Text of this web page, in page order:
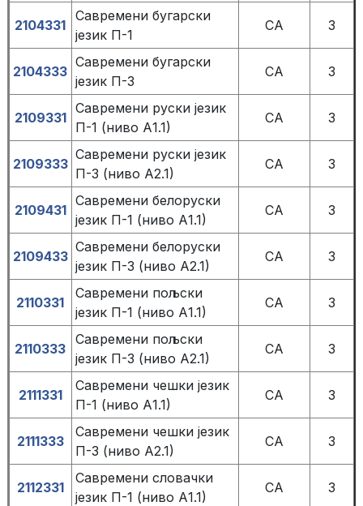
2104331
Савремени бугарски
језик П-1
СА 3
2104333
Савремени бугарски
језик П-3
СА 3
2109331
Савремени руски језик
П-1 (ниво А1.1)
СА 3
2109333
Савремени руски језик
П-3 (ниво А2.1)
СА 3
2109431
Савремени белоруски
језик П-1 (ниво А1.1)
СА 3
2109433
Савремени белоруски
језик П-3 (ниво А2.1)
СА 3
2110331
Савремени пољски
језик П-1 (ниво А1.1)
СА 3
2110333
Савремени пољски
језик П-3 (ниво А2.1)
СА 3
2111331
Савремени чешки језик
П-1 (ниво А1.1)
СА 3
2111333
Савремени чешки језик
П-3 (ниво А2.1)
СА 3
2112331
Савремени словачки
језик П-1 (ниво А1.1)
СА 3